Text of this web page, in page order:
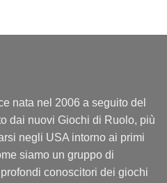
nata nel 2006 a seguito del
dai nuovi Giochi di Ruolo, più
negli USA intorno ai primi
siamo un gruppo di
conoscitori dei giochi